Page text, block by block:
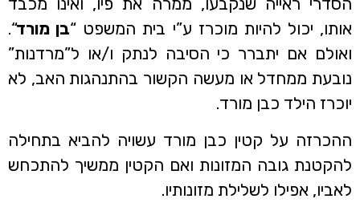
אותו, יכול להיות מוכרז ע”י בית המשפט “בן מורד“.
ואולם אם יתברר כי הסיבה לנתק ו/או ל”מרדנות”
נובעת ממחדל או מעשה הקשור בהתנהגות האב, לא
יוכרז הילד כבן מורד.
ההכרזה על קטין כבן מורד עשויה להביא בתחילה
להקטנת גובה המזונות ואם הקטין ממשיך להתכחש
לאביו, אפילו לשלילת מזונותיו.